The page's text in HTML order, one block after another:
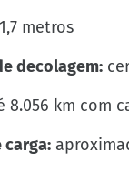
metros
decolagem:
8.056 km com
carga: